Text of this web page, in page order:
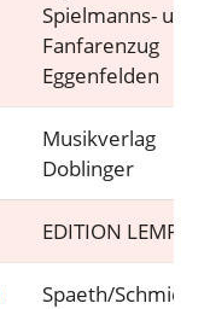
Spielmanns- und
Fanfarenzug
Eggenfelden
Musikverlag
Doblinger
EDITION
Spaeth/Schmid